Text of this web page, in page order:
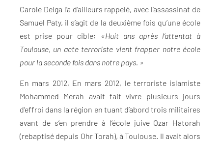
Carole Delga l’a d’ailleurs rappelé, avec l’assassinat de
Samuel Paty, il s’agit de la deuxième fois qu’une école
est prise pour cible: «Huit ans après l’attentat à
Toulouse, un acte terroriste vient frapper notre école
pour la seconde fois dans notre pays. »
En mars 2012, En mars 2012, le terroriste islamiste
Mohammed Merah avait fait vivre plusieurs jours
d’effroi dans la région en tuant d’abord trois militaires
avant de s’en prendre à l’école juive Ozar Hatorah
(rebaptisé depuis Ohr Torah), à Toulouse. Il avait alors